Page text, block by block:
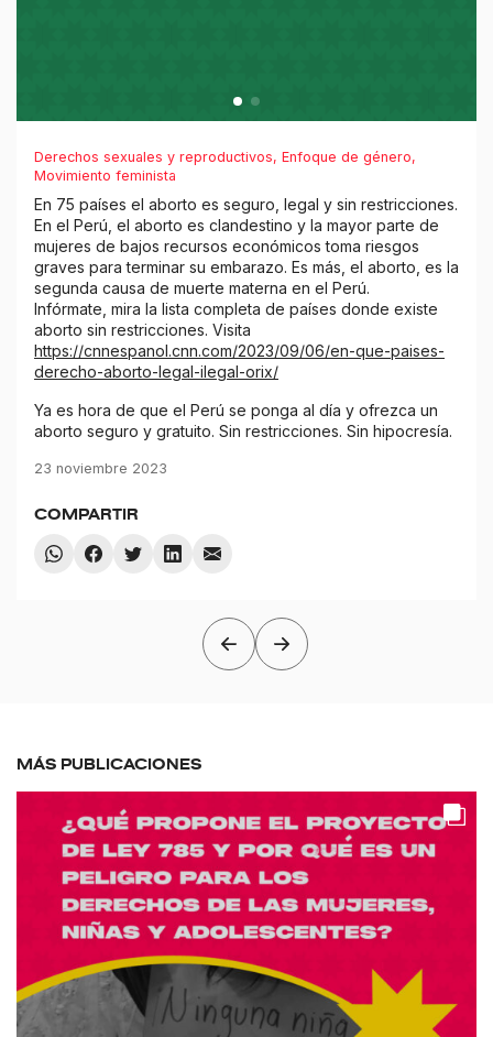
Derechos sexuales y reproductivos, Enfoque de género,
Movimiento feminista
En 75 países el aborto es seguro, legal y sin restricciones.
En el Perú, el aborto es clandestino y la mayor parte de
mujeres de bajos recursos económicos toma riesgos
graves para terminar su embarazo. Es más, el aborto, es la
segunda causa de muerte materna en el Perú.
Infórmate, mira la lista completa de países donde existe
aborto sin restricciones. Visita
https://cnnespanol.cnn.com/2023/09/06/en-que-paises-
derecho-aborto-legal-ilegal-orix/
Ya es hora de que el Perú se ponga al día y ofrezca un
aborto seguro y gratuito. Sin restricciones. Sin hipocresía.
23 noviembre 2023
COMPARTIR
MÁS PUBLICACIONES